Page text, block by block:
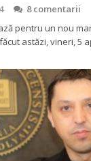
8 comentarii
pentru un nou
astăzi, vineri, 5